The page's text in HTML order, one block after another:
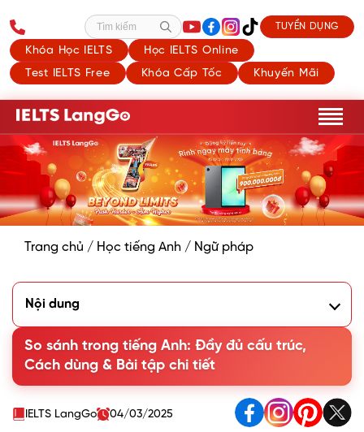
Khóa Học IELTS
Học IELTS Online
Test IELTS Free
Khóa Cấp Tốc Khuyến Mãi
Tìm kiếm TUYỂN DỤNG
Trang chủ / Học tiếng Anh / Ngữ pháp
Nội dung
2. Phân biệt tính từ/trạng từ ngắn và dài trong tiếng Anh
3. So sánh bằng (Equal Comparison)
4. So sánh hơn (Comparative)
5. So sánh nhất (Superlative)
7. Quy tắc thêm -er/-est vào tính từ/trạng từ trong câu so
So sánh trong tiếng Anh: Đầy đủ cấu trúc,
Cách dùng & Bài tập chi tiết
IELTS LangGo 04/03/2025